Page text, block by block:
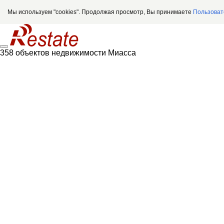
Мы используем "cookies". Продолжая просмотр, Вы принимаете
358 объектов недвижимости Миасса